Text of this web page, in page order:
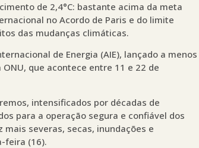
de 2,4°C: bastante acima da meta
no Acordo de Paris e do limite
das mudanças climáticas.
de Energia (AIE), lançado a menos
que acontece entre 11 e 22 de
intensificados por décadas de
para a operação segura e confiável dos
severas, secas, inundações e
feira (16).